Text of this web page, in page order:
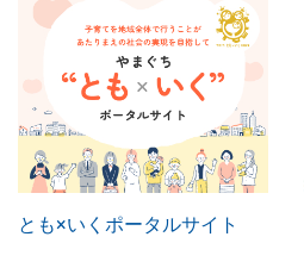
とも×いくポータルサイト